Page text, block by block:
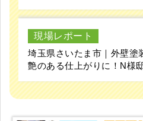
現場レポート
埼玉県さいたま市｜外壁
艶のある仕上がりに！N様